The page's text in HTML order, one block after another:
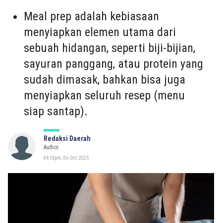
Meal prep adalah kebiasaan
menyiapkan elemen utama dari
sebuah hidangan, seperti biji-bijian,
sayuran panggang, atau protein yang
sudah dimasak, bahkan bisa juga
menyiapkan seluruh resep (menu
siap santap).
Redaksi Daerah
Author
04:10pm, 06 Oct, 2025